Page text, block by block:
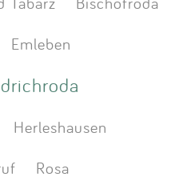
Emleben
Herleshausen
Rosa